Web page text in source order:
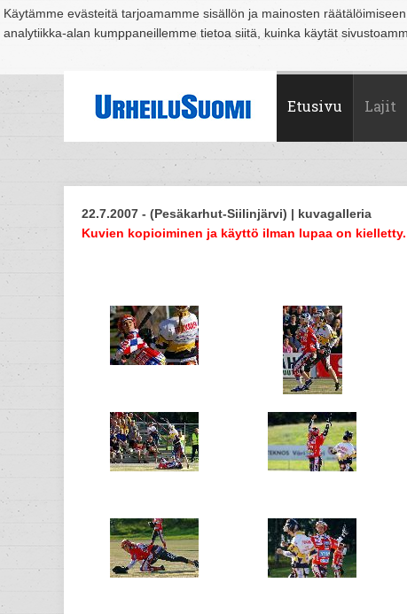
Käytämme evästeitä tarjoamamme sisällön ja mainosten
analytiikka-alan kumppaneillemme tietoa siitä, kuinka käytät
Suomi Espoo Helsinki Hämeenlinna Joensuu Jyväskylä Kouvola
Etusivu Lajit
22.7.2007 - (Pesäkarhut-Siilinjärvi) | kuvagalleria
Kuvien kopioiminen ja käyttö ilman lupaa on kielletty.